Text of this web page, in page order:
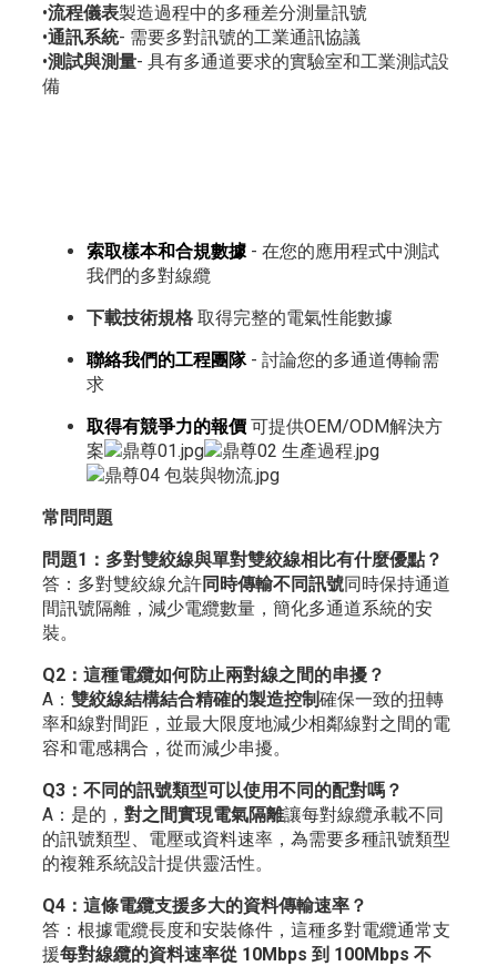
•流程儀表製造過程中的多種差分測量訊號
•通訊系統- 需要多對訊號的工業通訊協議
•測試與測量- 具有多通道要求的實驗室和工業測試設
備
索取樣本和合規數據- 在您的應用程式中測試
我們的多對線纜
下載技術規格取得完整的電氣性能數據
聯絡我們的工程團隊- 討論您的多通道傳輸需
求
取得有競爭力的報價可提供OEM/ODM解決方
案
常問問題
問題1：多對雙絞線與單對雙絞線相比有什麼優點？
答：多對雙絞線允許同時傳輸不同訊號同時保持通道
間訊號隔離，減少電纜數量，簡化多通道系統的安
裝。
Q2：這種電纜如何防止兩對線之間的串擾？
A： 雙絞線結構結合精確的製造控制確保一致的扭轉
率和線對間距，並最大限度地減少相鄰線對之間的電
容和電感耦合，從而減少串擾。
Q3：不同的訊號類型可以使用不同的配對嗎？
A：是的， 對之間實現電氣隔離讓每對線纜承載不同
的訊號類型、電壓或資料速率，為需要多種訊號類型
的複雜系統設計提供靈活性。
Q4：這條電纜支援多大的資料傳輸速率？
答：根據電纜長度和安裝條件，這種多對電纜通常支
援每對線纜的資料速率從 10Mbps 到 100Mbps 不